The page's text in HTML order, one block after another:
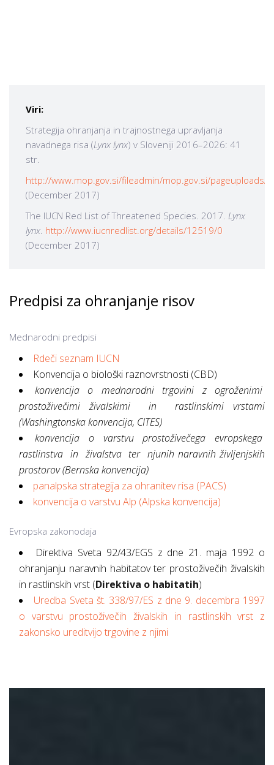
Viri:
Strategija ohranjanja in trajnostnega upravljanja
navadnega risa (Lynx lynx) v Sloveniji 2016–2026: 41
str.
http://www.mop.gov.si/fileadmin/mop.gov.si/pageuploads/
(December 2017)
The IUCN Red List of Threatened Species. 2017. Lynx
lynx. http://www.iucnredlist.org/details/12519/0
(December 2017)
Predpisi za ohranjanje risov
Mednarodni predpisi
Rdeči seznam IUCN
Konvencija o biološki raznovrstnosti (CBD)
konvencija o mednarodni trgovini z ogroženimi
prostoživečimi živalskimi in rastlinskimi vrstami
(Washingtonska konvencija, CITES)
konvencija o varstvu prostoživečega evropskega
rastlinstva in živalstva ter njunih naravnih življenjskih
prostorov (Bernska konvencija)
panalpska strategija za ohranitev risa (PACS)
konvencija o varstvu Alp (Alpska konvencija)
Evropska zakonodaja
Direktiva Sveta 92/43/EGS z dne 21. maja 1992 o
ohranjanju naravnih habitatov ter prostoživečih živalskih
in rastlinskih vrst (Direktiva o habitatih)
Uredba Sveta št. 338/97/ES z dne 9. decembra 1997
o varstvu prostoživečih živalskih in rastlinskih vrst z
zakonsko ureditvijo trgovine z njimi